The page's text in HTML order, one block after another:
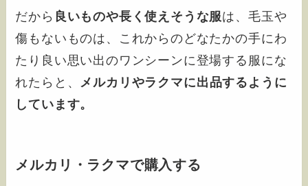
だから 良いものや長く使えそうな服は、毛玉や
傷もないものは、これからのどなたかの手にわ
たり良い思い出のワンシーンに登場する服にな
れたらと、 メルカリやラクマに出品するように
しています。
メルカリ・ラクマで購入する